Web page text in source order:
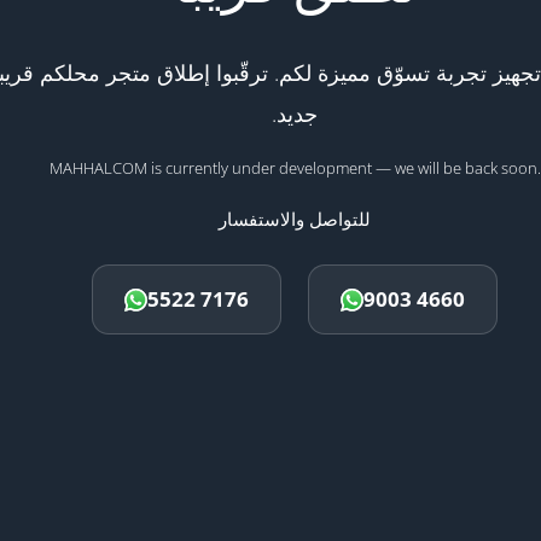
تجربة تسوّق مميزة لكم. ترقّبوا إطلاق متجر محلكم
جديد.
MAHHALCOM is currently under development — we will be back soon.
للتواصل والاستفسار
5522 7176 9003 4660